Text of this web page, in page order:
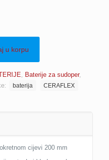
u korpu
Baterije za sudoper,
baterija
CERAFLEX
cijevi 200 mm